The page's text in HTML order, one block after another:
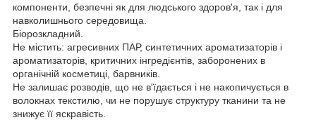
компоненти, безпечні як для людського здоров'я, так і для
навколишнього середовища.
Біорозкладний.
Не містить: агресивних ПАР, синтетичних ароматизаторів і
ароматизаторів, критичних інгредієнтів, заборонених в
органічній косметиці, барвників.
Не залишає розводів, що не в'їдається і не накопичується в
волокнах текстилю, чи не порушує структуру тканини та не
знижує її яскравість.